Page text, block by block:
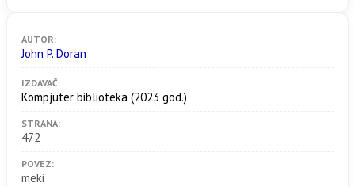
AUTOR:
John P. Doran
IZDAVAČ:
Kompjuter biblioteka (2023 god.)
STRANA:
472
POVEZ:
meki